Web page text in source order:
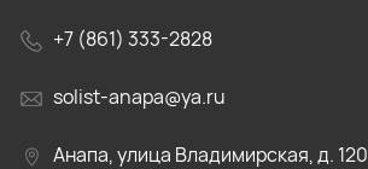
+7 (861) 333-2828
solist-anapa@ya.ru
Анапа, улица Владимирская, д. 120